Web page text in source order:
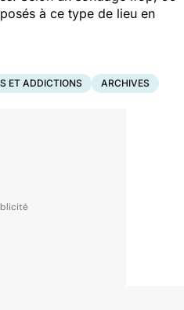
à ce type de lieu en
ET ADDICTIONS ARCHIVES